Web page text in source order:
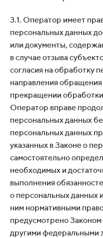
3.1. Оператор имеет
персональных данных
или документы,
в случае отзыва
согласия на обработку
направления
прекращении
Оператор вправе
персональных данных
персональных данных
указанных в Законе о
самостоятельно
необходимых и
выполнения
о персональных данных
ним нормативными
предусмотрено
другими федеральными